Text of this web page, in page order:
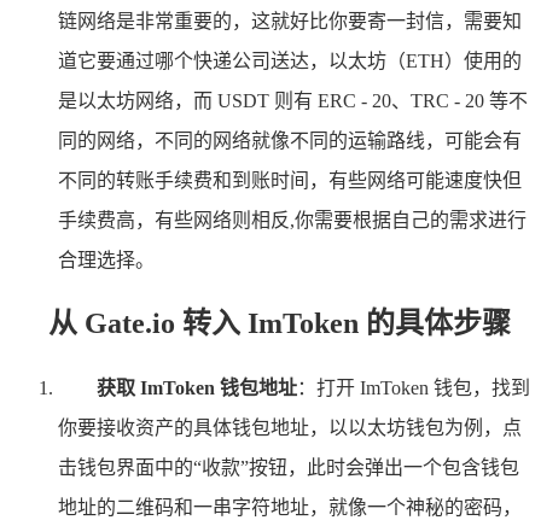
链网络是非常重要的，这就好比你要寄一封信，需要知
道它要通过哪个快递公司送达，以太坊（ETH）使用的
是以太坊网络，而 USDT 则有 ERC - 20、TRC - 20 等不
同的网络，不同的网络就像不同的运输路线，可能会有
不同的转账手续费和到账时间，有些网络可能速度快但
手续费高，有些网络则相反,你需要根据自己的需求进行
合理选择。
从 Gate.io 转入 ImToken 的具体步骤
获取 ImToken 钱包地址：打开 ImToken 钱包，找到
你要接收资产的具体钱包地址，以以太坊钱包为例，点
击钱包界面中的“收款”按钮，此时会弹出一个包含钱包
地址的二维码和一串字符地址，就像一个神秘的密码，